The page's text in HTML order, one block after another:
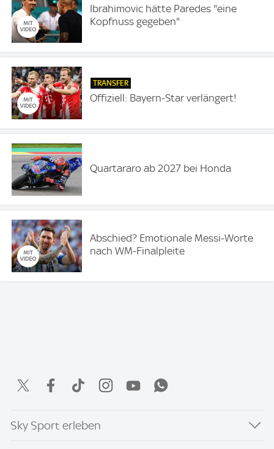
Ibrahimovic hätte Paredes "eine
Kopfnuss gegeben"
TRANSFER
Offiziell: Bayern-Star verlängert!
Quartararo ab 2027 bei Honda
Abschied? Emotionale Messi-Worte
nach WM-Finalpleite
Sky Sport erleben